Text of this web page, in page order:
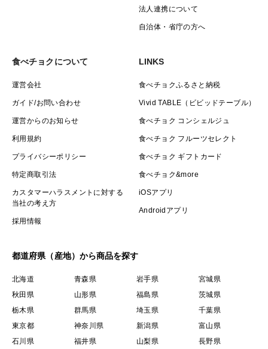
法人連携について
自治体・省庁の方へ
食べチョクについて
運営会社
ガイド/お問い合わせ
運営からのお知らせ
利用規約
プライバシーポリシー
特定商取引法
カスタマーハラスメントに対する
当社の考え方
採用情報
LINKS
食べチョクふるさと納税
Vivid TABLE（ビビッドテーブル）
食べチョク コンシェルジュ
食べチョク フルーツセレクト
食べチョク ギフトカード
食べチョク&more
iOSアプリ
Androidアプリ
都道府県（産地）から商品を探す
北海道 青森県 岩手県
宮城県
秋田県
山形県 福島県
茨城県
栃木県
群馬県 埼玉県
千葉県
東京都
神奈川県 新潟県
富山県
石川県
福井県 山梨県 長野県